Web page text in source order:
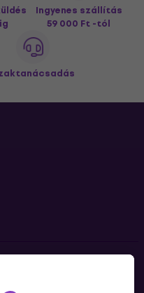
Ingyenes szállítás
59 000 Ft -tól